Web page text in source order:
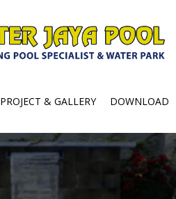
PROJECT & GALLERY DOWNLOAD